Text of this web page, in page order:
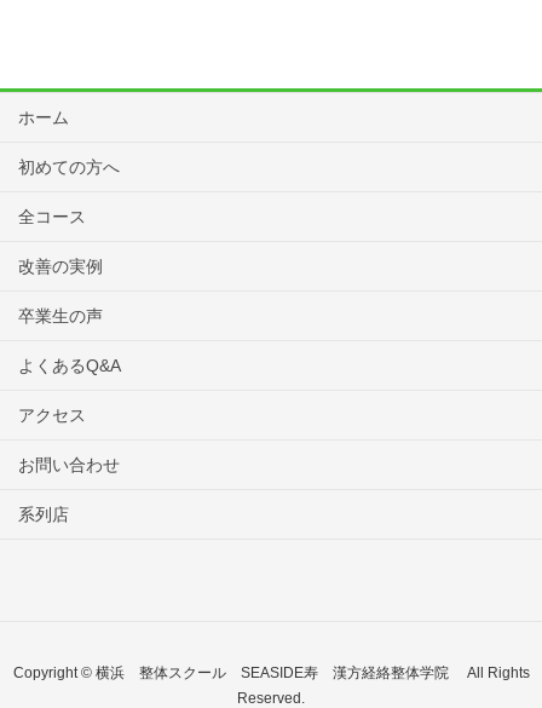
ホーム
初めての方へ
全コース
改善の実例
卒業生の声
よくあるQ&A
アクセス
お問い合わせ
系列店
Copyright © 横浜 整体スクール SEASIDE寿 漢方経絡整体学院 All Rights
Reserved.